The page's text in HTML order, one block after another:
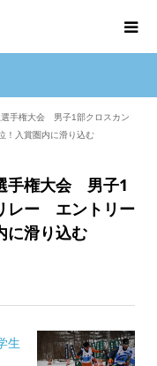
選手権大会 男子1部クロスカン
！入賞圏内に滑り込む
手権大会 男子1
レー エントリー
に滑り込む
生